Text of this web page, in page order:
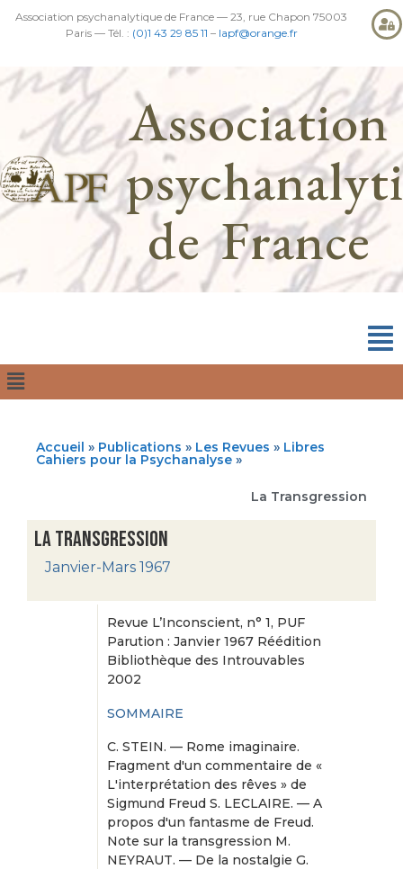
Association psychanalytique de France — 23, rue Chapon 75003
Paris — Tél. : (0)1 43 29 85 11 – lapf@orange.fr
Association
de France
Accueil » Publications » Les Revues » Libres
Cahiers pour la Psychanalyse »
La Transgression
La Transgression
Janvier-Mars 1967
Revue L’Inconscient, n° 1, PUF
Parution : Janvier 1967 Réédition
Bibliothèque des Introuvables
2002
SOMMAIRE
C. STEIN. — Rome imaginaire.
Fragment d'un commentaire de «
L'interprétation des rêves » de
Sigmund Freud S. LECLAIRE. — A
propos d'un fantasme de Freud.
Note sur la transgression M.
NEYRAUT. — De la nostalgie G.